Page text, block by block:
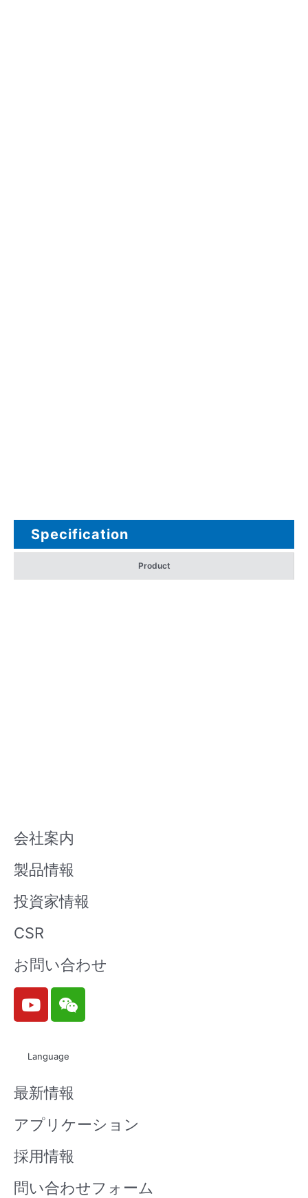
Specification
Product
会社案内
製品情報
投資家情報
CSR
お問い合わせ
Y
o
u
b
e
W
e
i
n
Language
最新情報
アプリケーション
採用情報
問い合わせフォーム